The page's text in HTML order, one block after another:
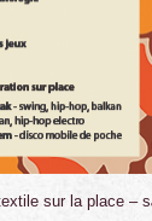
sur la place – s